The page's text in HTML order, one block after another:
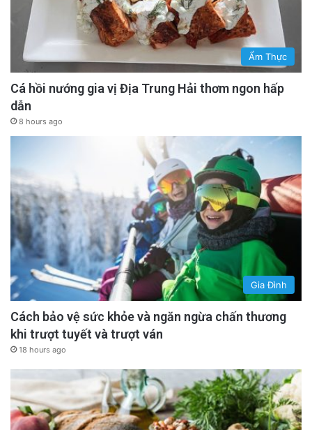
Ẩm Thực
Cá hồi nướng gia vị Địa Trung Hải thơm ngon hấp
dẫn
8 hours ago
Gia Đình
Cách bảo vệ sức khỏe và ngăn ngừa chấn thương
khi trượt tuyết và trượt ván
18 hours ago